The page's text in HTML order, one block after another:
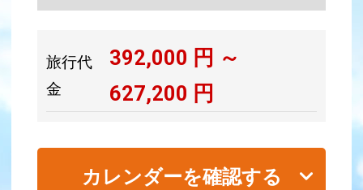
旅行代
金
392,000 円 ～
627,200 円
カレンダーを確認する